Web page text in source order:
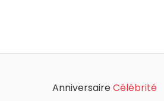
Ashton Kutcher
AnniversaireCélébrité